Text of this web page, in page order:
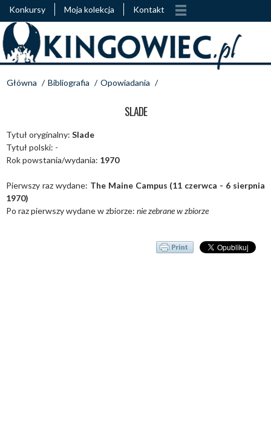
Konkursy Moja kolekcja Kontakt
Główna / Bibliografia / Opowiadania /
SLADE
Tytuł oryginalny: Slade
Tytuł polski: -
Rok powstania/wydania: 1970
Pierwszy raz wydane: The Maine Campus (11 czerwca - 6 sierpnia
1970)
Po raz pierwszy wydane w zbiorze: nie zebrane w zbiorze